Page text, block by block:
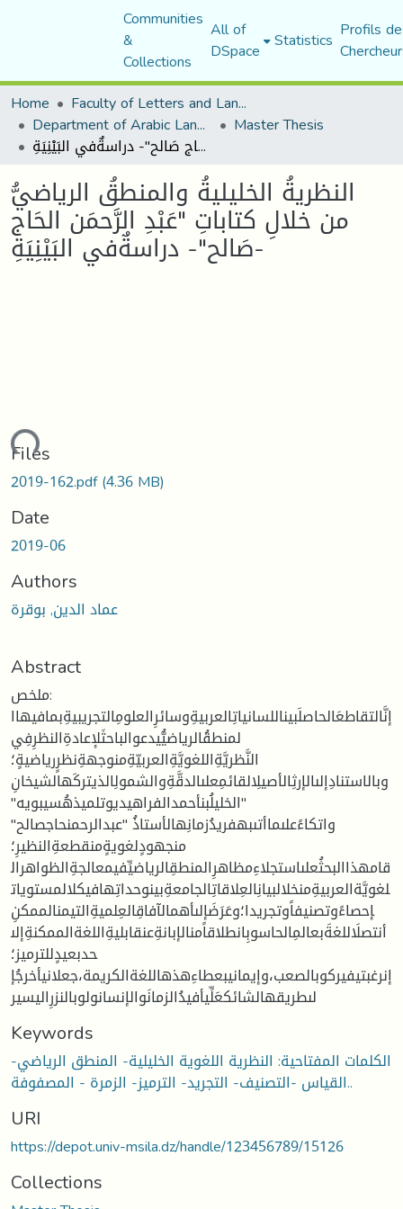
Communities
&
Collections
All of
DSpace Statistics Profils
Home
Faculty of Letters and Languages
Department of Arabic Language and Literature Master Thesis
النظريةُ الخليليةُ والمنطقُ الرياضيُّ من خلالِ كتاباتِ "عَبْدِ الرَّحمَن الحَاج صَالح"- دراسةٌفي البَيْنِيَةِ-
النظريةُ الخليليةُ والمنطقُ الرياضيُّ
من خلالِ كتاباتِ "عَبْدِ الرَّحمَن الحَاج
صَالح"- دراسةٌفي البَيْنِيَةِ-
Files
2019-162.pdf(4.36 MB)
Date
2019-06
Authors
عماد الدين, بوقرة
Abstract
ملخص:
إنَّالتقاطعَالحاصلَبيناللسانياتِالعربيةِوسائرِالعلومِالتجريبيةِبمافيهاا
لمنطقُالرياضيُّيدعوالباحثَلإعادةِالنظرِفِي
النَّظريَّةِاللغويَّةِالعربيّةِمنوجهةِنظرٍرياضيةٍ؛
وبالاستنادِإلىالإرثِالأصيلِالقائمِعلىالدقَّةِوالشمولِالذيتركَهالشيخانِ
"الخليلُبنأحمدالفراهيديوتلميذهُسيبويه"
واتكاءًعلىماأتىبهفريدُزمانِهالأستاذُ "عبدالرحمنحاجصالح"
منجهودٍلغويةٍمنقطعةِالنظيرِ؛
قامهذاالبحثُعلىاستجلاءِمظاهرِالمنطقِالرياضيِّفيمعالجةِالظواهرال
لغويَّةالعربيةِمنخلالبيانِالعِلاقاتِالجامعةِبينوحداتِهافيكلالمستويات
إحصاءًوتصنيفاًوتجريدا؛وعَرَضَإلىأهمالآفاقِالعِلميةِالتيمنالممكنِ
أنتصلَاللغةَبعالمِالحاسوبِانطلاقاًمنالإبانةِعنقابليةِاللغةالممكنةِإلى
حدبعيدٍللترميز؛
إنرغبتيفيركوبالصعب،وإيمانيبعطاءِهذهاللغةالكريمة،جعلانيأخرجُإ
لىطريقهالشائكعَلِّيأفيدُالزمانَوالإنسانولوبالنزرِاليسير
Keywords
الكلمات المفتاحية: النظرية اللغوية الخليلية- المنطق الرياضي-
القياس -التصنيف- التجريد- الترميز- الزمرة - المصفوفة..
URI
https://depot.univ-msila.dz/handle/123456789/15126
Collections